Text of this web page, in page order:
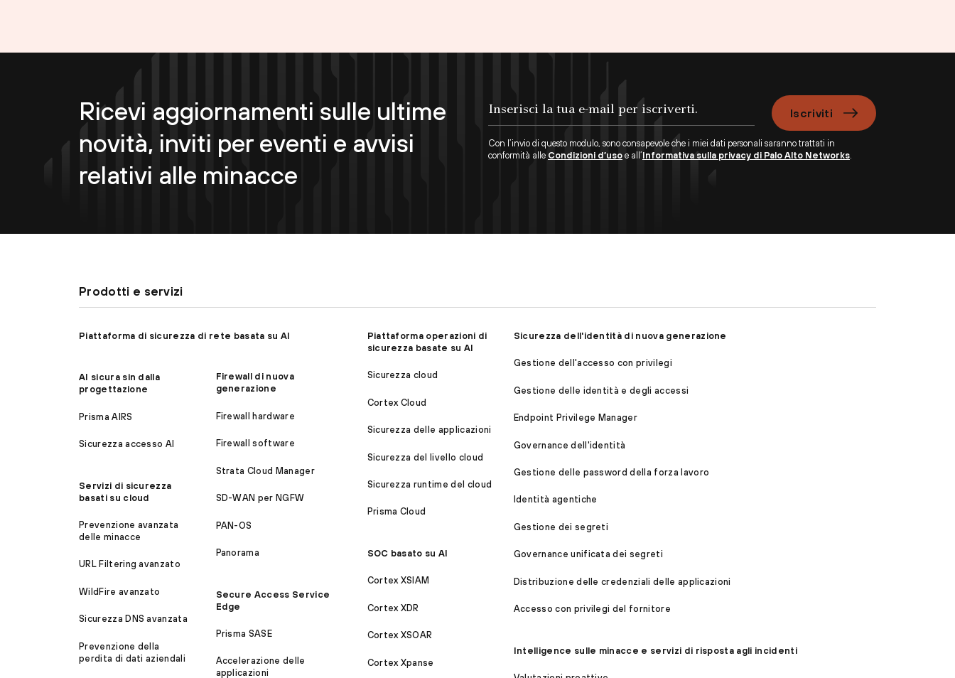
Ricevi aggiornamenti sulle ultime
novità, inviti per eventi e avvisi
relativi alle minacce
Iscriviti
Con l’invio di questo modulo, sono consapevole che i miei dati personali saranno trattati in
conformità alle Condizioni d’uso e all’Informativa sulla privacy di Palo Alto Networks.
Prodotti e servizi
Piattaforma di sicurezza di rete basata su AI
AI sicura sin dalla
progettazione
Prisma AIRS
Sicurezza accesso AI
Servizi di sicurezza
basati su cloud
Prevenzione avanzata
delle minacce
URL Filtering avanzato
WildFire avanzato
Sicurezza DNS avanzata
Prevenzione della
perdita di dati aziendali
Firewall di nuova
generazione
Firewall hardware
Firewall software
Strata Cloud Manager
SD-WAN per NGFW
PAN-OS
Panorama
Secure Access Service
Edge
Prisma SASE
Accelerazione delle
applicazioni
Piattaforma operazioni di
sicurezza basate su AI
Sicurezza cloud
Cortex Cloud
Sicurezza delle applicazioni
Sicurezza del livello cloud
Sicurezza runtime del cloud
Prisma Cloud
SOC basato su AI
Cortex XSIAM
Cortex XDR
Cortex XSOAR
Cortex Xpanse
Sicurezza dell'identità di nuova generazione
Gestione dell'accesso con privilegi
Gestione delle identità e degli accessi
Endpoint Privilege Manager
Governance dell'identità
Gestione delle password della forza lavoro
Identità agentiche
Gestione dei segreti
Governance unificata dei segreti
Distribuzione delle credenziali delle applicazioni
Accesso con privilegi del fornitore
Intelligence sulle minacce e servizi di risposta agli incidenti